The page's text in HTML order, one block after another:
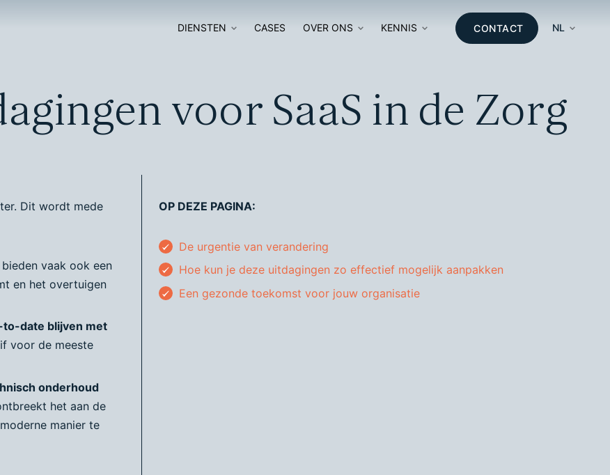
DIENSTEN
ONTWIKKELING
MODERNISEREN
SOFTWARE AUDIT
CASES OVER ONS KENNIS CONTACT NL
voor SaaS in de Zorg
Dit wordt mede
vaak ook een
en het overtuigen
to-date blijven met
voor de meeste
onderhoud
het aan de
manier te
OP DEZE PAGINA:
De urgentie van verandering
Hoe kun je deze uitdagingen zo effectief mogelijk aanpakken
Een gezonde toekomst voor jouw organisatie